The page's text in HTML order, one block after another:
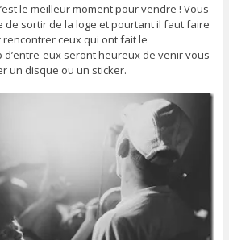
le meilleur moment pour vendre ! Vous
de sortir de la loge et pourtant il faut faire
ceux qui ont fait le
d’entre-eux seront heureux de venir vous
un disque ou un sticker.